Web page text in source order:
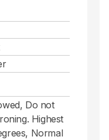
Do not
Highest
Normal